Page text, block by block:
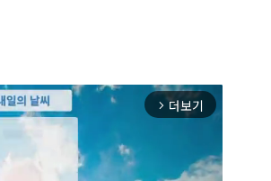
arrow_forward_ios 더보기